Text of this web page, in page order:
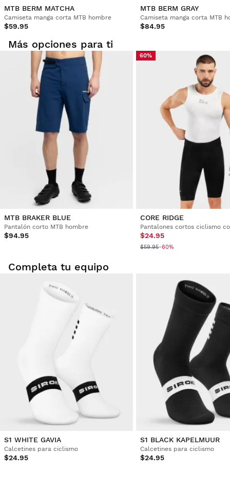
MTB BERM MATCHA
Camiseta manga corta MTB hombre
$59.95
MTB BERM GRAY
Camiseta manga corta MTB
$84.95
Más opciones para ti
MTB BRAKER BLUE
Pantalón corto MTB hombre
$94.95
60%
CORE RIDGE
$24.95
$59.95-60%
Completa tu equipo
S1 WHITE GAVIA
Calcetines para ciclismo
$24.95
S1 BLACK KAPELMUUR
Calcetines para ciclismo
$24.95